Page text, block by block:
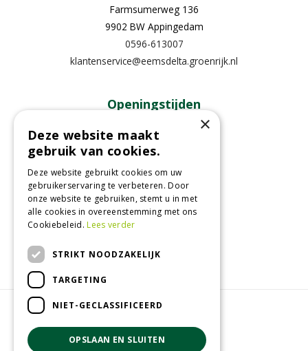
Farmsumerweg 136
9902 BW Appingedam
0596-613007
klantenservice@eemsdelta.groenrijk.nl
Openingstijden
Maandag
13:00 - 18:00
Dinsdag
Woensdag
Donderdag
09:30 - 18:00
Vrijdag
09:30 - 18:00
Zaterdag
09:00 - 17:00
Green Solutions
Tuincentrum Overzicht
×
Deze website maakt
gebruik van cookies.
Deze website gebruikt cookies om uw
gebruikerservaring te verbeteren. Door
onze website te gebruiken, stemt u in met
alle cookies in overeenstemming met ons
Cookiebeleid.Lees verder
STRIKT NOODZAKELIJK
TARGETING
NIET-GECLASSIFICEERD
OPSLAAN EN SLUITEN